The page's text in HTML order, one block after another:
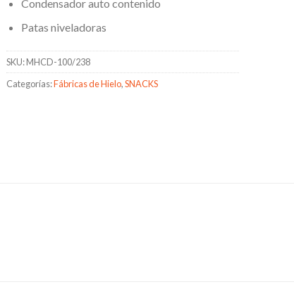
Condensador auto contenido
Patas niveladoras
SKU:MHCD-100/238
Categorías:Fábricas de Hielo,SNACKS